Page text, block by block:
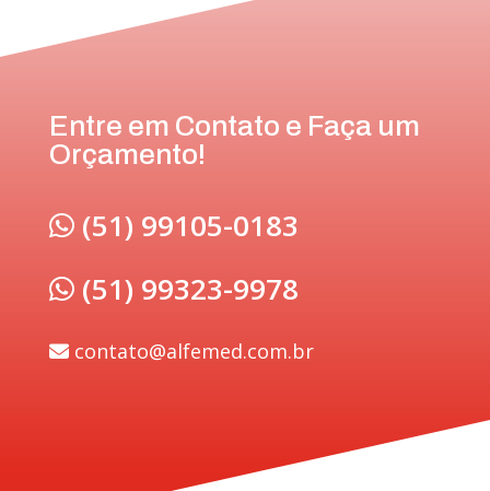
Entre em Contato e Faça um
Orçamento!
(51) 99105-0183
(51) 99323-9978
contato@alfemed.com.br